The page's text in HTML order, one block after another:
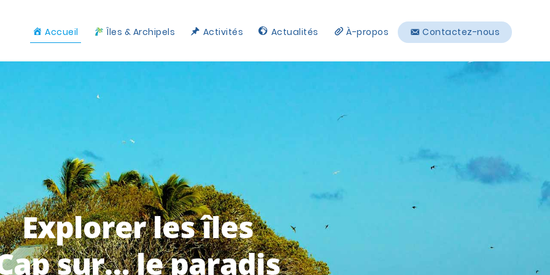
Accueil Îles & Archipels Activités Actualités À-propos Contactez-nous
Explorer les îles
sur… le paradis